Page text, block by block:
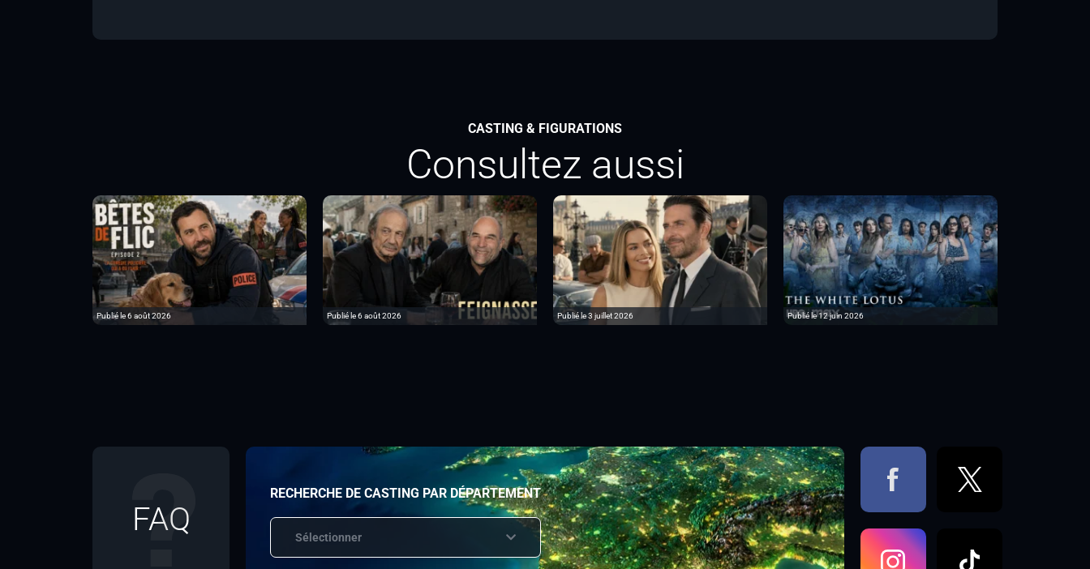
CASTING & FIGURATIONS
Consultez aussi
Publié le 6 août 2026 Publié le 6 août 2026 Publié le 3 juillet 2026 Publié le 12 juin 2026
FAQ
RECHERCHE DE CASTING PAR DÉPARTEMENT
Sélectionner